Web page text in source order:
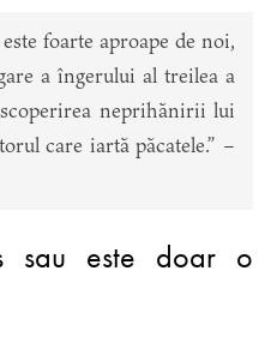
foarte aproape de noi,
a îngerului al treilea a
neprihănirii lui
care iartă păcatele.” –
sau este doar o